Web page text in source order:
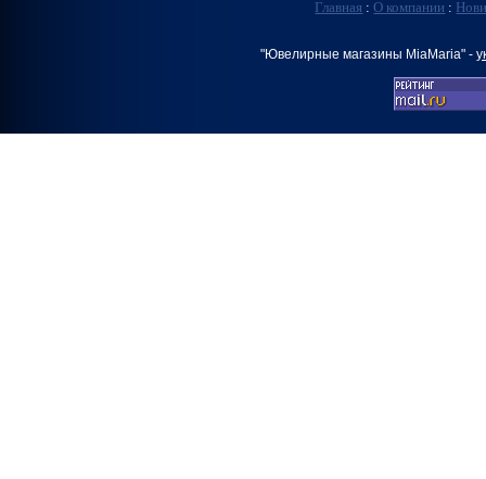
Главная :О компании :
"Ювелирные магазины MiaMaria" -